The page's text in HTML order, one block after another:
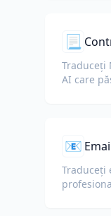
📃
Traduceți
AI care
📧
Traduceți